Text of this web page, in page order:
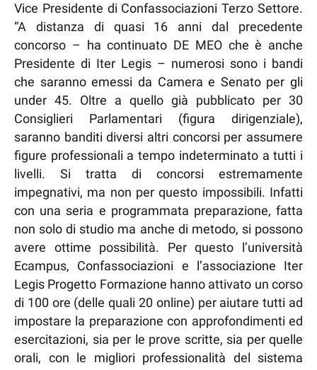
Vice Presidente di Confassociazioni Terzo Settore.
“A distanza di quasi 16 anni dal precedente
concorso – ha continuato DE MEO che è anche
Presidente di Iter Legis – numerosi sono i bandi
che saranno emessi da Camera e Senato per gli
under 45. Oltre a quello già pubblicato per 30
Consiglieri Parlamentari (figura dirigenziale),
saranno banditi diversi altri concorsi per assumere
figure professionali a tempo indeterminato a tutti i
livelli. Si tratta di concorsi estremamente
impegnativi, ma non per questo impossibili. Infatti
con una seria e programmata preparazione, fatta
non solo di studio ma anche di metodo, si possono
avere ottime possibilità. Per questo l’università
Ecampus, Confassociazioni e l’associazione Iter
Legis Progetto Formazione hanno attivato un corso
di 100 ore (delle quali 20 online) per aiutare tutti ad
impostare la preparazione con approfondimenti ed
esercitazioni, sia per le prove scritte, sia per quelle
orali, con le migliori professionalità del sistema